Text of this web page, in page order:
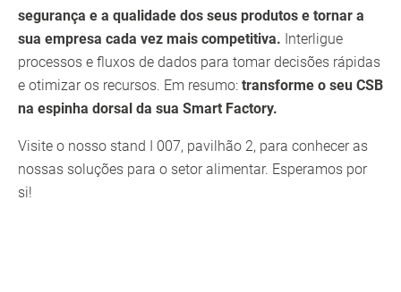
segurança e a qualidade dos seus produtos e tornar a
sua empresa cada vez mais competitiva. Interligue
processos e fluxos de dados para tomar decisões rápidas
e otimizar os recursos. Em resumo: transforme o seu CSB
na espinha dorsal da sua Smart Factory.
Visite o nosso stand I 007, pavilhão 2, para conhecer as
nossas soluções para o setor alimentar. Esperamos por
si!